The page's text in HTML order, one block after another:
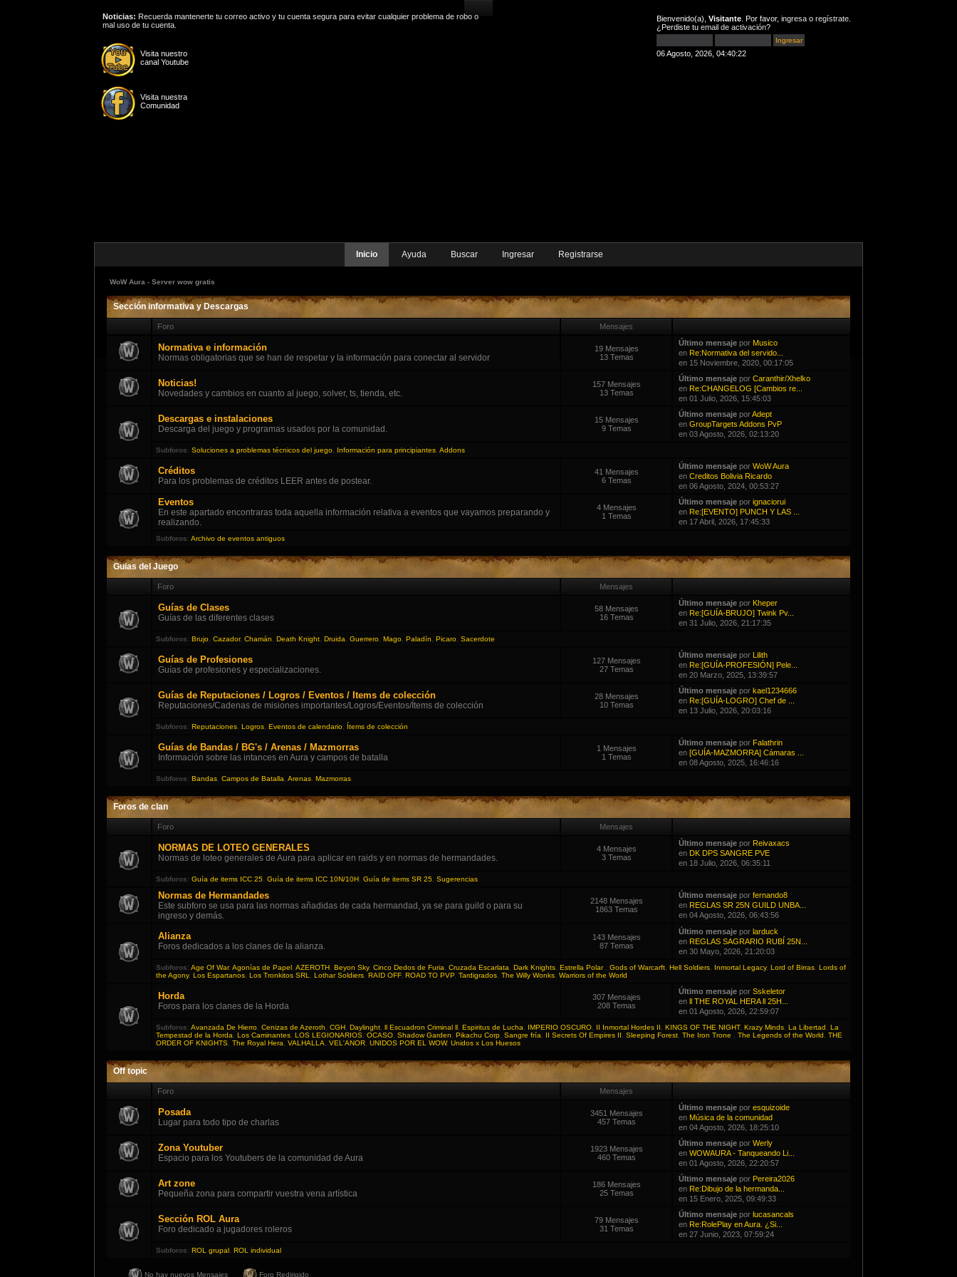
Bienvenido(a), Visitante . Por favor, ingresa o regístrate
¿Perdiste tu email de activación?
06 Agosto, 2026, 04:40:22
Visita nuestro
canal Youtube
Visita nuestra
Comunidad
Noticias: Recuerda mantenerte tu correo activo y tu cuenta segura para evitar cualquier problema de robo o
mal uso de tu cuenta.
Inicio Ayuda Buscar Ingresar Registrarse
WoW Aura - Server wow gratis
Sección informativa y Descargas
Foro Mensajes
Normativa e información
Normas obligatorias que se han de respetar y la información para conectar al servidor
19 Mensajes
13 Temas
Último mensajepor Musico
en Re:Normativa del servido...
en 15 Noviembre, 2020, 00:17:05
Noticias!
Novedades y cambios en cuanto al juego, solver, ts, tienda, etc.
157 Mensajes
13 Temas
Último mensajepor Caranthir/Xhelko
en Re:CHANGELOG [Cambios re...
en 01 Julio, 2026, 15:45:03
Descargas e instalaciones
Descarga del juego y programas usados por la comunidad.
15 Mensajes
9 Temas
Último mensajeporAdept
en GroupTargets Addons PvP
en 03 Agosto, 2026, 02:13:20
Subforos: Soluciones a problemas técnicos del juego Información para principiantes Addons
Créditos
Para los problemas de créditos LEER antes de postear.
41 Mensajes
6 Temas
Último mensajepor WoW Aura
en Creditos Bolivia Ricardo
en 06 Agosto, 2024, 00:53:27
Eventos
En este apartado encontraras toda aquella información relativa a eventos que vayamos preparando y
realizando.
4 Mensajes
1 Temas
Último mensajepor ignaciorui
en Re:[EVENTO] PUNCH Y LAS ...
en 17 Abril, 2026, 17:45:33
Subforos: Archivo de eventos antiguos
Guias del Juego
Foro Mensajes
Guías de Clases
Guías de las diferentes clases
58 Mensajes
16 Temas
Último mensajepor Kheper
en Re:[GUÍA-BRUJO] Twink Pv...
en 31 Julio, 2026, 21:17:35
Subforos: Brujo Cazador, Chamán Death Knight Druida Guerrero Mago Paladín Picaro Sacerdote
Guías de Profesiones
Guías de profesiones y especializaciones.
127 Mensajes
27 Temas
Último mensajepor Lilith
en Re:[GUÍA-PROFESIÓN] Pele...
en 20 Marzo, 2025, 13:39:57
Guías de Reputaciones / Logros / Eventos / Items de colección
Reputaciones/Cadenas de misiones importantes/Logros/Eventos/Ítems de colección
28 Mensajes
10 Temas
Último mensajepor kael1234666
en Re:[GUÍA-LOGRO] Chef de ...
en 13 Julio, 2026, 20:03:16
Subforos: Reputaciones Logros Eventos de calendario Ítems de colección
Guías de Bandas / BG's / Arenas / Mazmorras
Información sobre las intances en Aura y campos de batalla
1 Mensajes
1 Temas
Último mensajepor Falathrin
en [GUÍA-MAZMORRA] Cámaras ...
en 08 Agosto, 2025, 16:46:16
Subforos: Bandas Campos de Batalla Arenas Mazmorras
Foros de clan
Foro Mensajes
NORMAS DE LOTEO GENERALES
Normas de loteo generales de Aura para aplicar en raids y en normas de hermandades.
4 Mensajes
3 Temas
Último mensajepor Reivaxacs
en DK DPS SANGRE PVE
en 18 Julio, 2026, 06:35:11
Subforos: Guía de items ICC 25 Guía de items ICC 10N/10H Guía de items SR 25 Sugerencias
Normas de Hermandades
Este subforo se usa para las normas añadidas de cada hermandad, ya se para guild o para su
ingreso y demás.
2148 Mensajes
1863 Temas
Último mensajepor fernando8
en REGLAS SR 25N GUILD UNBA...
en 04 Agosto, 2026, 06:43:56
Alianza
Foros dedicados a los clanes de la alianza.
143 Mensajes
87 Temas
Último mensajepor larduck
en REGLAS SAGRARIO RUBÍ 25N...
en 30 Mayo, 2026, 21:20:03
Subforos: Age Of War, Agonías de Papel AZEROTH Beyon Sky, Cinco Dedos de Furia Cruzada Escarlata Dark Knights Estrella Polar Gods of Warcarft Hell Soldiers Inmortal Legacy, Lord of Birras Lords of
the Agony, Los Espartanos Los Tronkitos SRL Lothar Soldiers RAID OFF, ROAD TO PVP Tardigrados The Willy Wonks Warriors of the World
Horda
Foros para los clanes de la Horda
307 Mensajes
208 Temas
Último mensajepor Sskeletor
en ll THE ROYAL HERA ll 25H...
en 01 Agosto, 2026, 22:59:07
Subforos: Avanzada De Hierro Cenizas de Azeroth CGH Daylinght ll Escuadron Criminal ll Espiritus de Lucha IMPERIO OSCURO II Inmortal Hordes II KINGS OF THE NIGHT, Krazy Minds La Libertad
La
Tempestad de la Horda
Los Caminantes LOS LEGIONARIOS OCASO Shadow Garden Pikachu Corp Sangre fría II Secrets Of Empires II Sleeping Forest The Iron Trone The Legends of the World
THE
ORDER OF KNIGHTS The Royal Hera VALHALLA VEL'ANOR UNIDOS POR EL WOW, Unidos x Los Huesos
Off topic
Foro Mensajes
Posada
Lugar para todo tipo de charlas
3451 Mensajes
457 Temas
Último mensajepor esquizoide
en Música de la comunidad
en 04 Agosto, 2026, 18:25:10
Zona Youtuber
Espacio para los Youtubers de la comunidad de Aura
1923 Mensajes
460 Temas
Último mensajepor Werly
en WOWAURA - Tanqueando Li...
en 01 Agosto, 2026, 22:20:57
Art zone
Pequeña zona para compartir vuestra vena artística
186 Mensajes
25 Temas
Último mensajepor Pereira2026
en Re:Dibujo de la hermanda...
en 15 Enero, 2025, 09:49:33
Sección ROL Aura
Foro dedicado a jugadores roleros
79 Mensajes
31 Temas
Último mensajepor lucasancals
en Re:RolePlay en Aura. ¿Si...
en 27 Junio, 2023, 07:59:24
Subforos: ROL grupal ROL individual
No hay nuevos Mensajes Foro Redirigido